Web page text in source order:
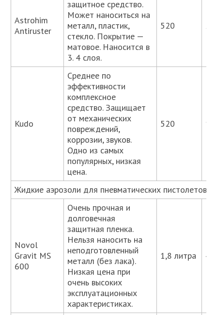
Astrohim
Antiruster
защитное средство.
Может наноситься на
металл, пластик,
стекло. Покрытие —
матовое. Наносится в
3. 4 слоя.
520
Kudo
Среднее по
эффективности
комплексное
средство. Защищает
от механических
повреждений,
коррозии, звуков.
Одно из самых
популярных, низкая
цена.
520
Жидкие аэрозоли для пневматических пистолетов
Novol
Gravit MS
600
Очень прочная и
долговечная
защитная пленка.
Нельзя наносить на
неподготовленный
металл (без лака).
Низкая цена при
очень высоких
эксплуатационных
характеристиках.
1,8 литра